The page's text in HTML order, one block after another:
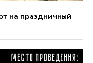
на праздничный